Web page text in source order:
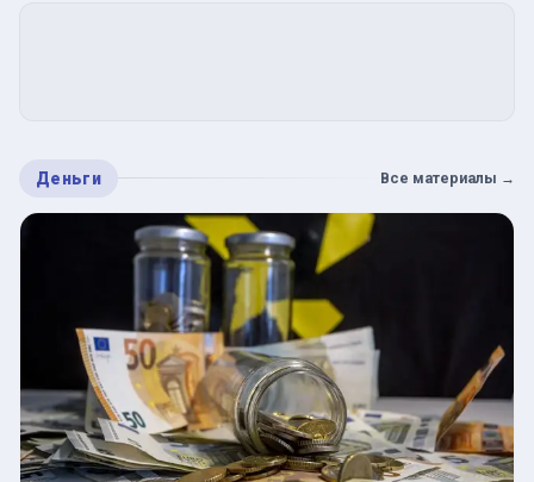
Деньги Все материалы →